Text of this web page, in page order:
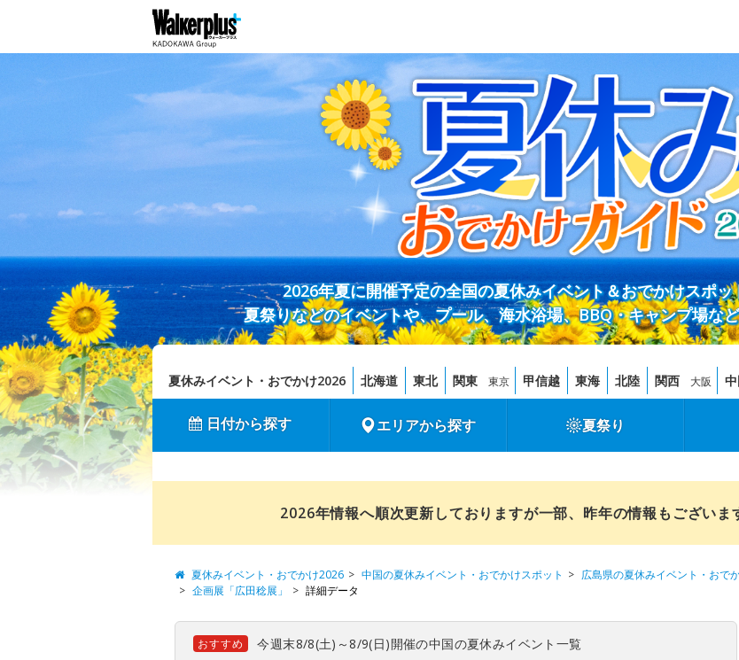
2026年夏に開催予定の全国の夏休みイベント＆おでかけスポ
夏祭りなどのイベントや、プール、海水浴場、BBQ・キャンプ場な
夏休みイベント・おでかけ2026 北海道 東北 関東 東京 甲信越 東海 北陸 関西 大阪
日付から探す エリアから探す 夏祭り
2026年情報へ順次更新しておりますが一部、昨年の情報もございま
夏休みイベント・おでかけ2026 中国の夏休みイベント・おでかけスポット 広島県の夏休みイベント・おで
企画展「広田稔展」
詳細データ
おすすめ 今週末8/8(土)～8/9(日)開催の中国の夏休みイベント一覧